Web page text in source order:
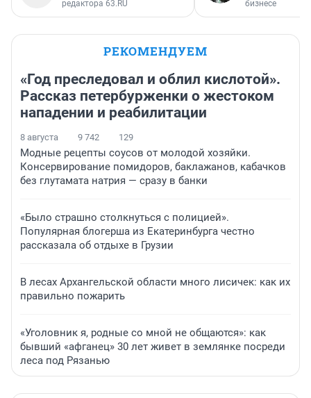
редактора 63.RU
бизнесе
РЕКОМЕНДУЕМ
«Год преследовал и облил кислотой».
Рассказ петербурженки о жестоком
нападении и реабилитации
8 августа 9 742 129
Модные рецепты соусов от молодой хозяйки.
Консервирование помидоров, баклажанов, кабачков
без глутамата натрия — сразу в банки
«Было страшно столкнуться с полицией».
Популярная блогерша из Екатеринбурга честно
рассказала об отдыхе в Грузии
В лесах Архангельской области много лисичек: как их
правильно пожарить
«Уголовник я, родные со мной не общаются»: как
бывший «афганец» 30 лет живет в землянке посреди
леса под Рязанью